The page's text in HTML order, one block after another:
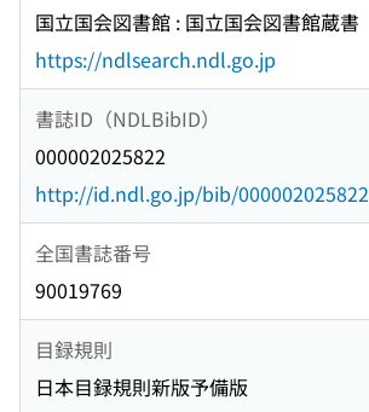
国立国会図書館 : 国立国会図書館蔵書
https://ndlsearch.ndl.go.jp
書誌ID（NDLBibID）
000002025822
http://id.ndl.go.jp/bib/000002025822
全国書誌番号
90019769
目録規則
日本目録規則新版予備版